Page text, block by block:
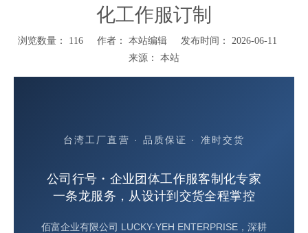
化工作服订制
浏览数量： 116作者： 本站编辑 发布时间： 2026-06-11
来源： 本站
台湾工厂直营 · 品质保证 · 准时交货
公司行号・企业团体工作服客制化专家
一条龙服务，从设计到交货全程掌控
佰富企业有限公司 LUCKY-YEH ENTERPRISE，深耕